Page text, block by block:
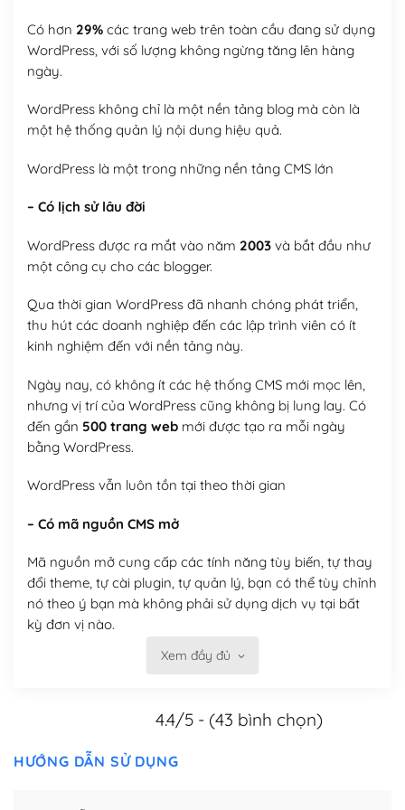
Có hơn 29%các trang web trên toàn cầu đang sử dụng
WordPress, với số lượng không ngừng tăng lên hàng
ngày.
WordPress không chỉ là một nền tảng blog mà còn là
một hệ thống quản lý nội dung hiệu quả.
WordPress là một trong những nền tảng CMS lớn
– Có lịch sử lâu đời
WordPress được ra mắt vào năm 2003và bắt đầu như
một công cụ cho các blogger.
Qua thời gian WordPress đã nhanh chóng phát triển,
thu hút các doanh nghiệp đến các lập trình viên có ít
kinh nghiệm đến với nền tảng này.
Ngày nay, có không ít các hệ thống CMS mới mọc lên,
nhưng vị trí của WordPress cũng không bị lung lay. Có
đến gần 500 trang webmới được tạo ra mỗi ngày
bằng WordPress.
WordPress vẫn luôn tồn tại theo thời gian
– Có mã nguồn CMS mở
Mã nguồn mở cung cấp các tính năng tùy biến, tự thay
đổi theme, tự cài plugin, tự quản lý, bạn có thể tùy chỉnh
nó theo ý bạn mà không phải sử dụng dịch vụ tại bất
kỳ đơn vị nào.
Việc của bạn là đăng ký một tên miền và hosting để
Có thể tùy biến trên website WordPress
– Thân thiện với công cụ tìm kiếm
Xem đầy đủ
4.4/5 - (43 bình chọn)
HƯỚNG DẪN SỬ DỤNG